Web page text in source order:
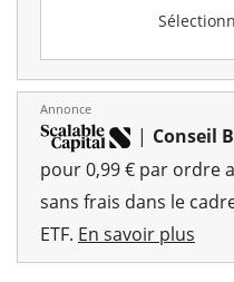
Annonce
| Conseil
pour 0,99 € par ordre
sans frais dans le
ETF. En savoir plus